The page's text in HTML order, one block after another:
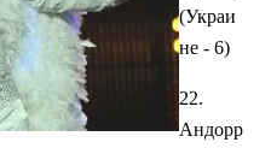
(Украи
не - 6)
22.
Андорр